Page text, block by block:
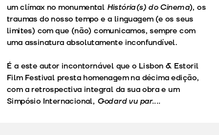
um clímax no monumental História(s) do Cinema), os
traumas do nosso tempo e a linguagem (e os seus
limites) com que (não) comunicamos, sempre com
uma assinatura absolutamente inconfundível.
É a este autor incontornável que o Lisbon & Estoril
Film Festival presta homenagem na décima edição,
com a retrospectiva integral da sua obra e um
Simpósio Internacional, Godard vu par....